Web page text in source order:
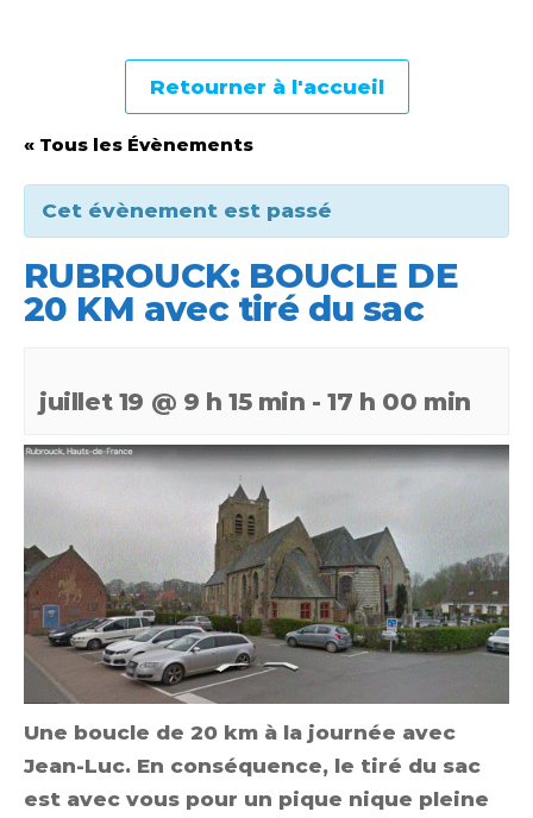
Retourner à l'accueil
« Tous les Évènements
Cet évènement est passé
RUBROUCK: BOUCLE DE
20 KM avec tiré du sac
juillet 19 @ 9 h 15 min -17 h 00 min
Une boucle de 20 km à la journée avec
Jean-Luc. En conséquence, le tiré du sac
est avec vous pour un pique nique pleine